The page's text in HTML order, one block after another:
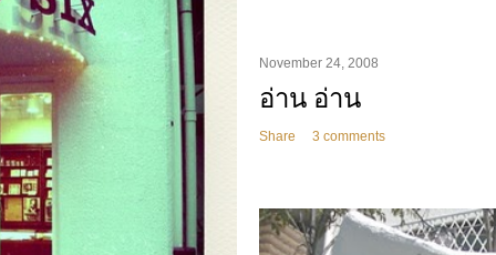
November 24, 2008
อ่าน อ่าน
Share 3 comments